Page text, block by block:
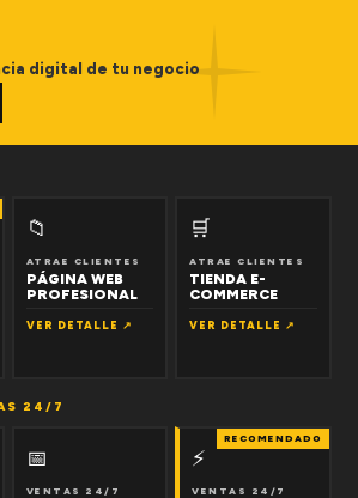
digital de tu negocio
📁
ATRAE CLIENTES
PÁGINA WEB
PROFESIONAL
VER DETALLE ↗
🛒
ATRAE CLIENTES
TIENDA E-
COMMERCE
VER DETALLE ↗
24/7
📅
VENTAS 24/7
RECOMENDADO
⚡
VENTAS 24/7